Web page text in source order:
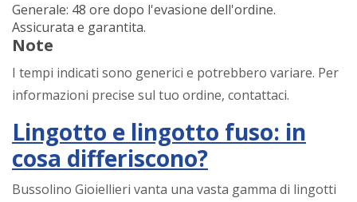
Generale: 48 ore dopo l'evasione dell'ordine.
Assicurata e garantita.
Note
I tempi indicati sono generici e potrebbero variare. Per
informazioni precise sul tuo ordine, contattaci.
Lingotto e lingotto fuso: in
cosa differiscono?
Bussolino Gioiellieri vanta una vasta gamma di lingotti